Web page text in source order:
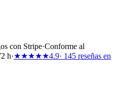
con Stripe·Conforme al
h·★★★★★4.9· 145 reseñas en